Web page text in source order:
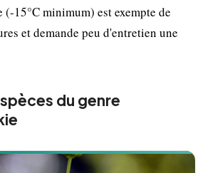
15°C minimum) est exempte de
et demande peu d'entretien une
du genre